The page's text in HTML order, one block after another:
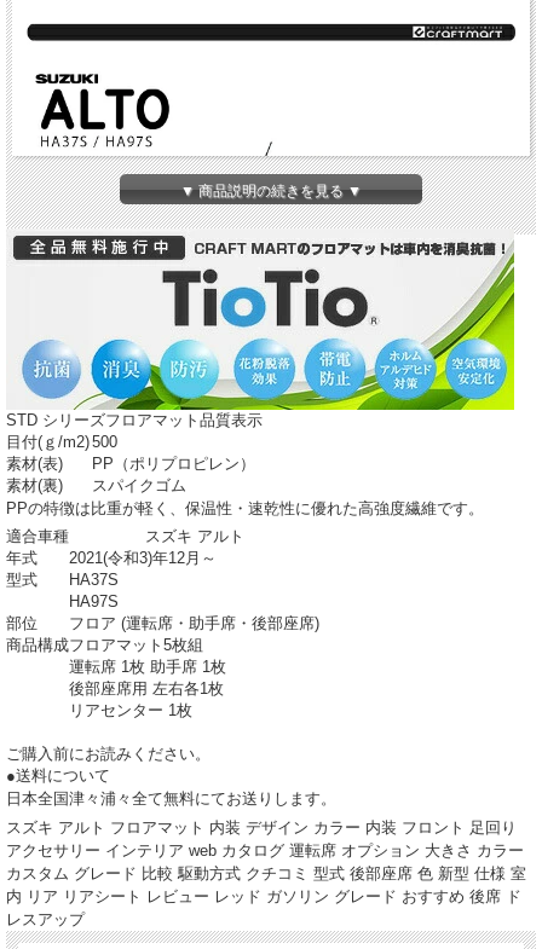
▼ 商品説明の続きを見る ▼
STD シリーズフロアマット品質表示
目付(ｇ/m2)500
素材(表)
PP（ポリプロピレン）
素材(裏)
スパイクゴム
PPの特徴は比重が軽く、保温性・速乾性に優れた高強度繊維です。
適合車種
スズキ アルト
年式
2021(令和3)年12月～
型式
HA37S
HA97S
部位
フロア (運転席・助手席・後部座席)
商品構成フロアマット5枚組
運転席 1枚 助手席 1枚
後部座席用 左右各1枚
リアセンター 1枚
ご購入前にお読みください。
●送料について
日本全国津々浦々全て無料にてお送りします。
スズキ アルト フロアマット 内装 デザイン カラー 内装 フロント 足回り
アクセサリー インテリア web カタログ 運転席 オプション 大きさ カラー
カスタム グレード 比較 駆動方式 クチコミ 型式 後部座席 色 新型 仕様 室
内 リア リアシート レビュー レッド ガソリン グレード おすすめ 後席 ド
レスアップ